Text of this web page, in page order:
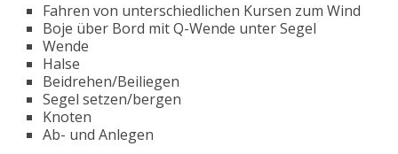
Fahren von unterschiedlichen Kursen zum Wind
Boje über Bord mit Q-Wende unter Segel
Wende
Halse
Beidrehen/Beiliegen
Segel setzen/bergen
Knoten
Ab- und Anlegen